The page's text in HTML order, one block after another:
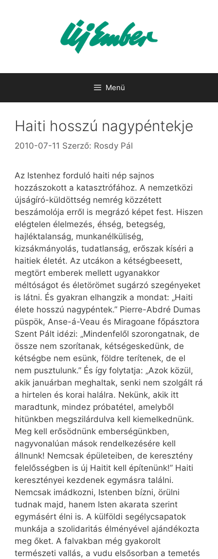
Menü
Haiti hosszú nagypéntekje
2010-07-11 Szerző: Rosdy Pál
Az Istenhez forduló haiti nép sajnos
hozzászokott a katasztrófához. A nemzetközi
újságíró-küldöttség nemrég közzétett
beszámolója erről is megrázó képet fest. Hiszen
elégtelen élelmezés, éhség, betegség,
hajléktalanság, munkanélküliség,
kizsákmányolás, tudatlanság, erőszak kíséri a
haitiek életét. Az utcákon a kétségbeesett,
megtört emberek mellett ugyanakkor
méltóságot és életörömet sugárzó szegényeket
is látni. És gyakran elhangzik a mondat: „Haiti
élete hosszú nagypéntek.” Pierre-Abdré Dumas
püspök, Anse-á-Veau és Miragoane főpásztora
Szent Pált idézi: „Mindenfelől szorongatnak, de
össze nem szorítanak, kétségeskedünk, de
kétségbe nem esünk, földre terítenek, de el
nem pusztulunk.” És így folytatja: „Azok közül,
akik januárban meghaltak, senki nem szolgált rá
a hirtelen és korai halálra. Nekünk, akik itt
maradtunk, mindez próbatétel, amelyből
hitünkben megszilárdulva kell kiemelkednünk.
Meg kell erősödnünk emberségünkben,
nagyvonalúan mások rendelkezésére kell
állnunk! Nemcsak épületeiben, de keresztény
felelősségben is új Haitit kell építenünk!” Haiti
keresztényei kezdenek egymásra találni.
Nemcsak imádkozni, Istenben bízni, örülni
tudnak majd, hanem Isten akarata szerint
egymásért élni is. A külföldi segélycsapatok
munkája a szolidaritás élményével ajándékozta
meg őket. A falvakban még gyakorolt
természeti vallás, a vudu elsősorban a temetés